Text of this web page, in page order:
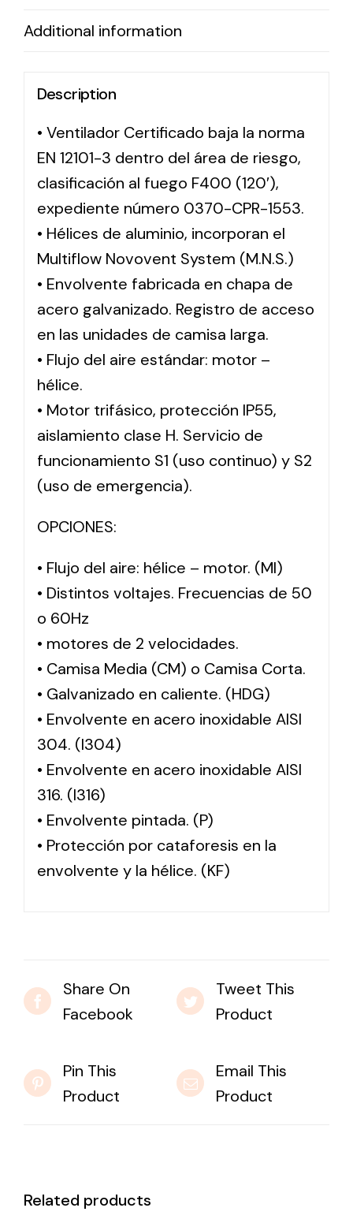
Additional information
Description
• Ventilador Certificado baja la norma
EN 12101-3 dentro del área de riesgo,
clasificación al fuego F400 (120′),
expediente número 0370-CPR-1553.
• Hélices de aluminio, incorporan el
Multiflow Novovent System (M.N.S.)
• Envolvente fabricada en chapa de
acero galvanizado. Registro de acceso
en las unidades de camisa larga.
• Flujo del aire estándar: motor –
hélice.
• Motor trifásico, protección IP55,
aislamiento clase H. Servicio de
funcionamiento S1 (uso continuo) y S2
(uso de emergencia).
OPCIONES:
• Flujo del aire: hélice – motor. (MI)
• Distintos voltajes. Frecuencias de 50
o 60Hz
• motores de 2 velocidades.
• Camisa Media (CM) o Camisa Corta.
• Galvanizado en caliente. (HDG)
• Envolvente en acero inoxidable AISI
304. (I304)
• Envolvente en acero inoxidable AISI
316. (I316)
• Envolvente pintada. (P)
• Protección por cataforesis en la
envolvente y la hélice. (KF)
Share On
Facebook
Tweet This
Product
Pin This
Product
Email This
Product
Related products